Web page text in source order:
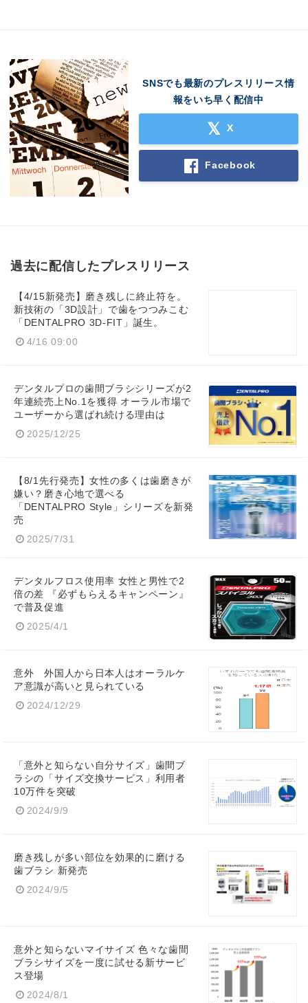
SNSでも最新のプレスリリース情
報をいち早く配信中
X
Facebook
過去に配信したプレスリリース
【4/15新発売】磨き残しに終止符を。
新技術の「3D設計」で歯をつつみこむ
「DENTALPRO 3D-FIT」誕生。
4/16 09:00
デンタルプロの歯間ブラシシリーズが2
年連続売上No.1を獲得 オーラル市場で
ユーザーから選ばれ続ける理由は
2025/12/25
【8/1先行発売】女性の多くは歯磨きが
嫌い？磨き心地で選べる
「DENTALPRO Style」シリーズを新発
売
2025/7/31
デンタルフロス使用率 女性と男性で2
倍の差 『必ずもらえるキャンペーン』
で普及促進
2025/4/1
意外 外国人から日本人はオーラルケ
ア意識が高いと見られている
2024/12/29
「意外と知らない自分サイズ」歯間ブ
ラシの「サイズ交換サービス」利用者
10万件を突破
2024/9/9
磨き残しが多い部位を効果的に磨ける
歯ブラシ 新発売
2024/9/5
意外と知らないマイサイズ 色々な歯間
ブラシサイズを一度に試せる新サービ
ス登場
2024/8/1